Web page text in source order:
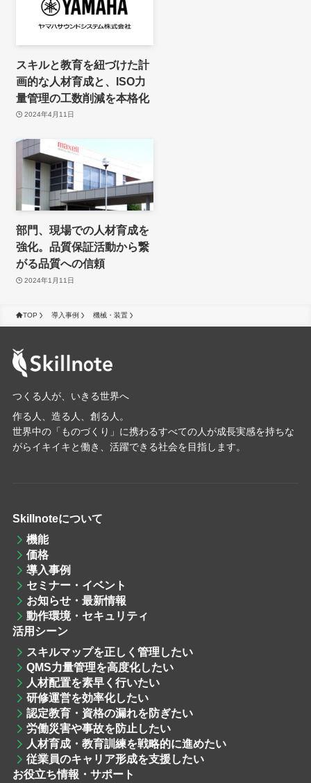
スキルと教育を紐づけた計
画的な人材育成と、ISO力
量管理の工数削減を本格化
2024年4月11日
部門、現場での人材育成を
強化。品質保証活動から繋
がる品質への信頼
2024年1月11日
TOP 導入事例 機械・装置
つくる人が、いきる世界へ
作る人、造る人、創る人。
世界中の「ものづくり」に携わるすべての人が成長実感を持ちな
がらイキイキと働き、活躍できる社会を目指します。
Skillnoteについて
機能
価格
導入事例
セミナー・イベント
お知らせ・最新情報
動作環境・セキュリティ
活用シーン
スキルマップを正しく管理したい
QMS力量管理を高度化したい
人材配置を素早く行いたい
研修運営を効率化したい
認定教育・資格の漏れを防ぎたい
労働災害や事故を防止したい
人材育成・教育訓練を戦略的に進めたい
従業員のキャリア形成を支援したい
お役立ち情報・サポート